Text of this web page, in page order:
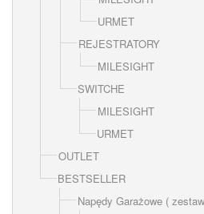
URMET
REJESTRATORY
MILESIGHT
SWITCHE
MILESIGHT
URMET
OUTLET
BESTSELLER
Napędy Garażowe (